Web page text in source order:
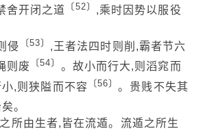
舍开闭之道 〔52〕 ,乘时因势以服役
侵 〔53〕 ,王者法四时则削,霸者节六
则废
〔54〕 。故小而行大,则滔窕而
,则狭隘而不容 〔56〕 。贵贱不失其
。
所由生者,皆在流遁。流遁之所生